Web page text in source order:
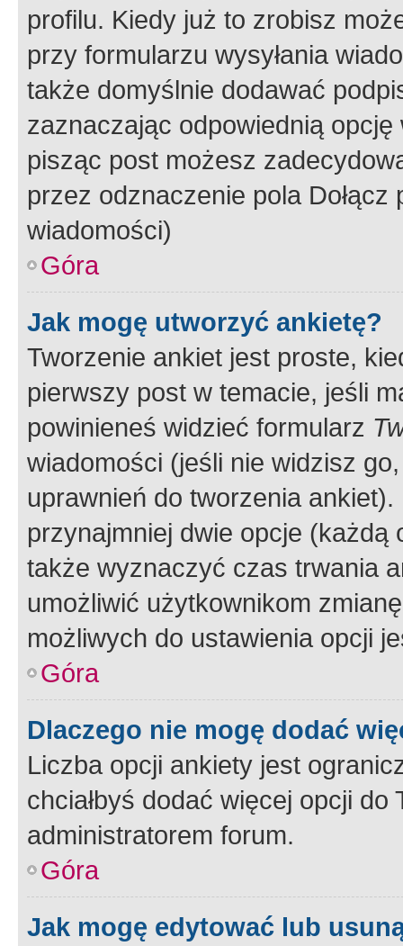
profilu. Kiedy już to zrobisz
przy formularzu wysyłania
także domyślnie dodawać
zaznaczając odpowiednią
pisząc post możesz
przez odznaczenie pola
wiadomości)
Góra
Jak mogę utworzyć ankietę?
Tworzenie ankiet jest proste,
pierwszy post w temacie, jeśli
powinieneś widzieć formularz
wiadomości (jeśli nie widzisz
uprawnień do tworzenia
przynajmniej dwie opcje
także wyznaczyć czas trwania
umożliwić użytkownikom
możliwych do ustawienia opcji
Góra
Dlaczego nie mogę dodać
Liczba opcji ankiety jest
chciałbyś dodać więcej opcji
administratorem forum.
Góra
Jak mogę edytować lub